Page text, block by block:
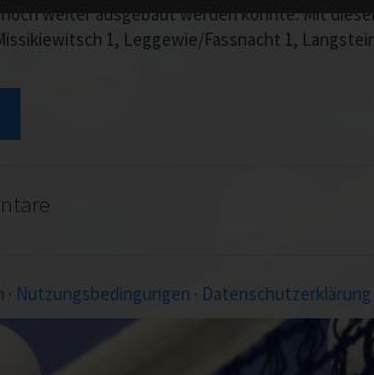
weiter ausgebaut werden konnte. Mit
1, Leggewie/Fassnacht 1,
· Nutzungsbedingungen · Datenschutzerklärung